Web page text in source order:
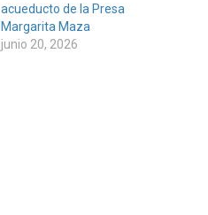
acueducto de la Presa
Margarita Maza
junio 20, 2026